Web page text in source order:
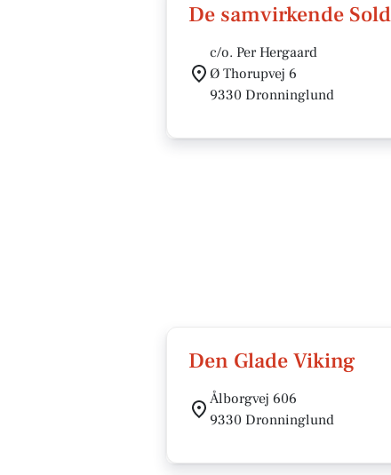
De samvirkende
c/o. Per Hergaard
Ø Thorupvej 6
9330 Dronninglund
Den Glade Viking
Ålborgvej 606
9330 Dronninglund